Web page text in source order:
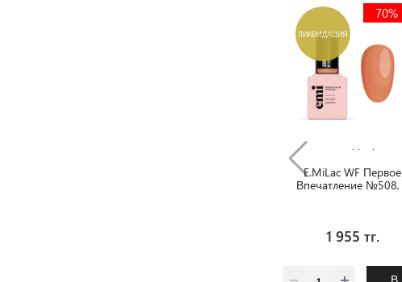
ЛИКВИДАЦИЯ
70%
E.MiLac WF Первое
Впечатление №508,
1 955 тг.